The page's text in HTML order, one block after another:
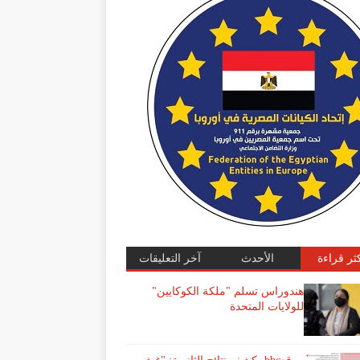
قراءة الأحدث آخر التعليقات
هندوراس تسلم "ملكة الكوكايين"
للولايات المتحدة